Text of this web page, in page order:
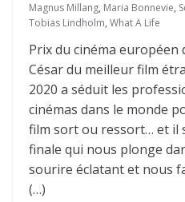
Magnus Millang, Maria Bonnevie,
Tobias Lindholm, What A Life
Prix du cinéma
César du meilleur film
2020 a séduit les
cinémas dans le monde
film sort ou ressort… et il
finale qui nous plonge
sourire éclatant et nous
(…)